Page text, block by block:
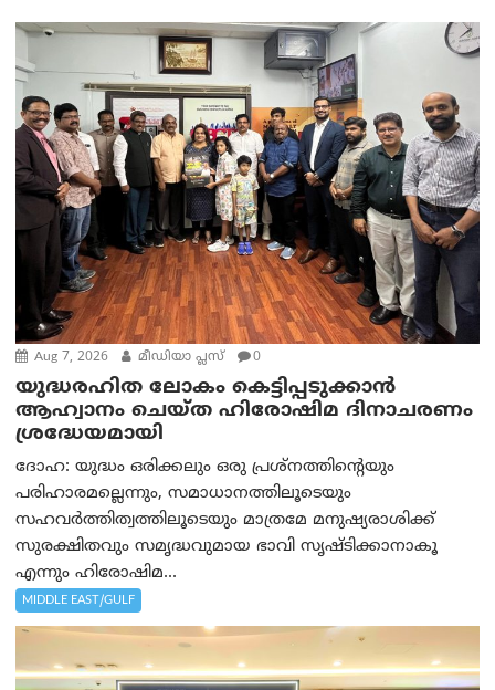
Aug 7, 2026 മീഡിയാ പ്ലസ് 0
യുദ്ധരഹിത ലോകം കെട്ടിപ്പടുക്കാന്‍
ആഹ്വാനം ചെയ്ത ഹിരോഷിമ ദിനാചരണം
ശ്രദ്ധേയമായി
ദോഹ: യുദ്ധം ഒരിക്കലും ഒരു പ്രശ്‌നത്തിന്റെയും
പരിഹാരമല്ലെന്നും, സമാധാനത്തിലൂടെയും
സഹവര്‍ത്തിത്വത്തിലൂടെയും മാത്രമേ മനുഷ്യരാശിക്ക്
സുരക്ഷിതവും സമൃദ്ധവുമായ ഭാവി സൃഷ്ടിക്കാനാകൂ
എന്നും ഹിരോഷിമ...
MIDDLE EAST/GULF